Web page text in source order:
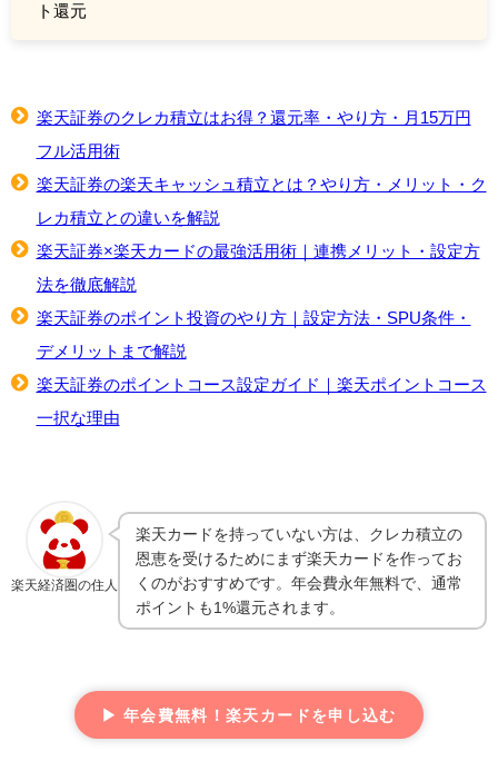
ト還元
楽天証券のクレカ積立はお得？還元率・やり方・月15万円
フル活用術
楽天証券の楽天キャッシュ積立とは？やり方・メリット・ク
レカ積立との違いを解説
楽天証券×楽天カードの最強活用術｜連携メリット・設定方
法を徹底解説
楽天証券のポイント投資のやり方｜設定方法・SPU条件・
デメリットまで解説
楽天証券のポイントコース設定ガイド｜楽天ポイントコース
一択な理由
楽天経済圏の住人
楽天カードを持っていない方は、クレカ積立の
恩恵を受けるためにまず楽天カードを作ってお
くのがおすすめです。年会費永年無料で、通常
ポイントも1%還元されます。
▶ 年会費無料！楽天カードを申し込む